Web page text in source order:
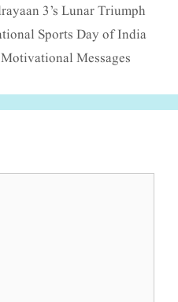
3’s Lunar Triumph
Sports Day of India
Messages